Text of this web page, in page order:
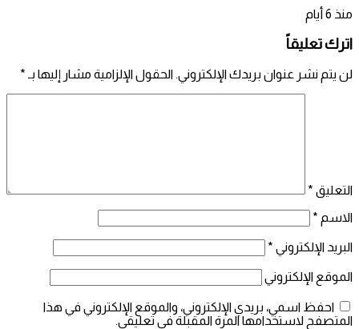
منذ 6 أيام
اترك تعليقاً
لن يتم نشر عنوان بريدك الإلكتروني. الحقول الإلزامية مشار إليها بـ *
التعليق *
الاسم *
البريد الإلكتروني *
الموقع الإلكتروني
احفظ اسمي، بريدي الإلكتروني، والموقع الإلكتروني في هذا
المتصفح لاستخدامها المرة المقبلة في تعليقي.